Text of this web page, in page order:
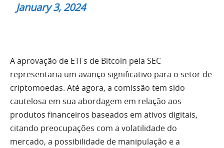
January 3, 2024
A aprovação de ETFs de Bitcoin pela SEC
representaria um avanço significativo para o setor de
criptomoedas. Até agora, a comissão tem sido
cautelosa em sua abordagem em relação aos
produtos financeiros baseados em ativos digitais,
citando preocupações com a volatilidade do
mercado, a possibilidade de manipulação e a